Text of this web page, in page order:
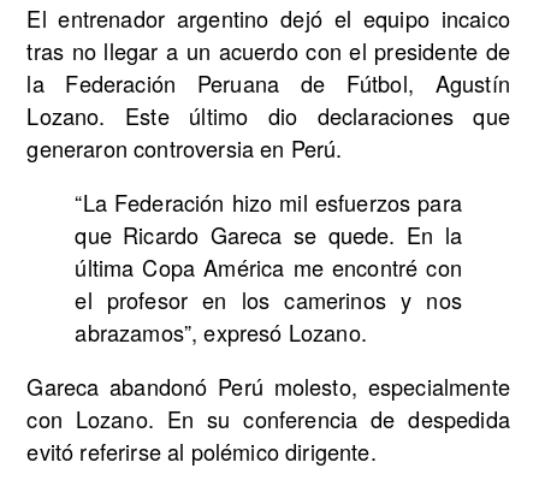
El entrenador argentino dejó el equipo incaico
tras no llegar a un acuerdo con el presidente de
la Federación Peruana de Fútbol, Agustín
Lozano. Este último dio declaraciones que
generaron controversia en Perú.
“La Federación hizo mil esfuerzos para
que Ricardo Gareca se quede. En la
última Copa América me encontré con
el profesor en los camerinos y nos
abrazamos”, expresó Lozano.
Gareca abandonó Perú molesto, especialmente
con Lozano. En su conferencia de despedida
evitó referirse al polémico dirigente.